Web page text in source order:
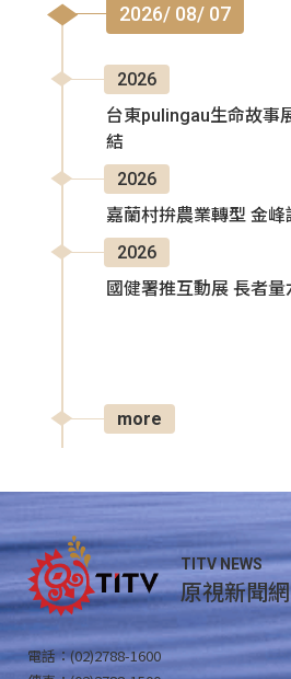
2026/ 08/ 07
2026
台東pulingau生命故事
結
2026
嘉蘭村拚農業轉型 金
2026
國健署推互動展 長者
more
TITV NEWS
原視新聞網
電話：(02)2788-1600